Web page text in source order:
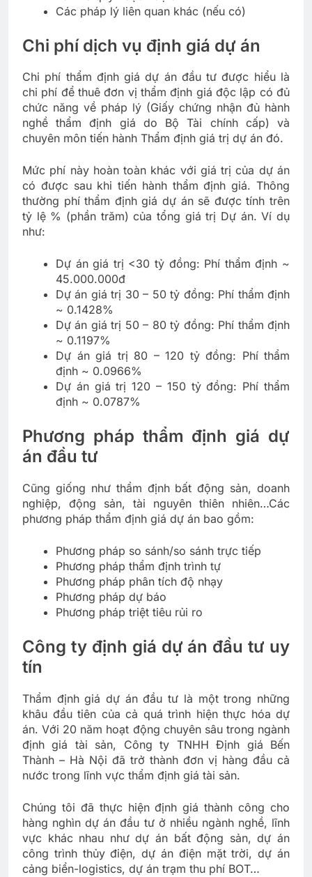
Các pháp lý liên quan khác (nếu có)
Chi phí dịch vụ định giá dự án
Chi phí thẩm định giá dự án đầu tư được hiểu là
chi phí để thuê đơn vị thẩm định giá độc lập có đủ
chức năng về pháp lý (Giấy chứng nhận đủ hành
nghề thẩm định giá do Bộ Tài chính cấp) và
chuyên môn tiến hành Thẩm định giá trị dự án đó.
Mức phí này hoàn toàn khác với giá trị của dự án
có được sau khi tiến hành thẩm định giá. Thông
thường phí thẩm định giá dự án sẽ được tính trên
tỷ lệ % (phần trăm) của tổng giá trị Dự án. Ví dụ
như:
Dự án giá trị <30 tỷ đồng: Phí thẩm định ~
45.000.000đ
Dự án giá trị 30 – 50 tỷ đồng: Phí thẩm định
~ 0.1428%
Dự án giá trị 50 – 80 tỷ đồng: Phí thẩm định
~ 0.1197%
Dự án giá trị 80 – 120 tỷ đồng: Phí thẩm
định ~ 0.0966%
Dự án giá trị 120 – 150 tỷ đồng: Phí thẩm
định ~ 0.0787%
Phương pháp thẩm định giá dự
án đầu tư
Cũng giống như thẩm định bất động sản, doanh
nghiệp, động sản, tài nguyên thiên nhiên…Các
phương pháp thẩm định giá dự án bao gồm:
Phương pháp so sánh/so sánh trực tiếp
Phương pháp thẩm định trình tự
Phương pháp phân tích độ nhạy
Phương pháp dự báo
Phương pháp triệt tiêu rủi ro
Công ty định giá dự án đầu tư uy
tín
Thẩm định giá dự án đầu tư là một trong những
khâu đầu tiên của cả quá trình hiện thực hóa dự
án. Với 20 năm hoạt động chuyên sâu trong ngành
định giá tài sản, Công ty TNHH Định giá Bến
Thành – Hà Nội đã trở thành đơn vị hàng đầu cả
nước trong lĩnh vực thẩm định giá tài sản.
Chúng tôi đã thực hiện định giá thành công cho
hàng nghìn dự án đầu tư ở nhiều ngành nghề, lĩnh
vực khác nhau như dự án bất động sản, dự án
công trình thủy điện, dự án điện mặt trời, dự án
cảng biển-logistics, dự án trạm thu phí BOT…